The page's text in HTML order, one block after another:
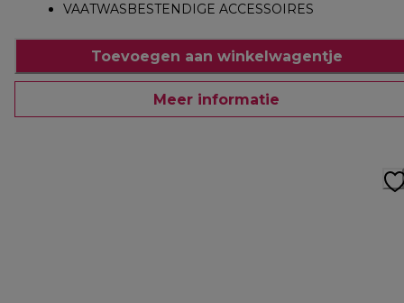
VAATWASBESTENDIGE ACCESSOIRES
Toevoegen aan winkelwagentje
Meer informatie